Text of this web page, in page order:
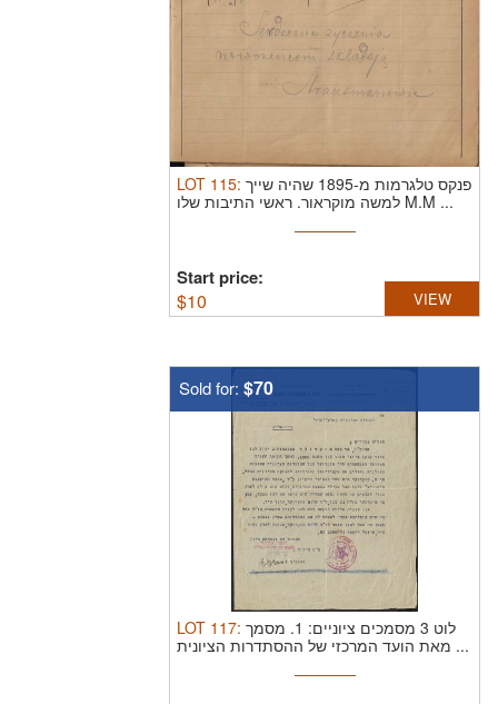
LOT 115: פנקס טלגרמות מ-1895 שהיה שייך
למשה מוקראור. ראשי התיבות שלו M.M ...
Start price:
$10 VIEW
Sold for: $70
LOT 117: לוט 3 מסמכים ציוניים: 1. מסמך
מאת הועד המרכזי של ההסתדרות הציונית ...